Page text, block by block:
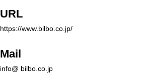
URL
https://www.bilbo.co.jp/
Mail
info@ bilbo.co.jp